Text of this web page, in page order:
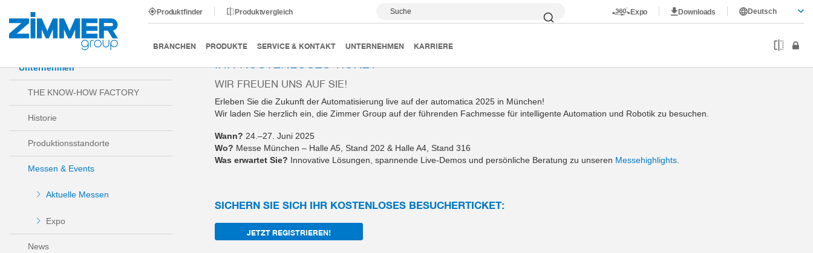
Produktfinder Produktvergleich Suche Expo Downloads Deutsch
BRANCHEN PRODUKTE SERVICE & KONTAKT UNTERNEHMEN KARRIERE
Start Unternehmen Messen & Events AUTOMATICA 2025 Ihr kostenloses Ticket
Unternehmen
THE KNOW-HOW FACTORY
Historie
Produktionsstandorte
Messen & Events
Aktuelle Messen
Expo
News
WIR FREUEN UNS AUF SIE!
Erleben Sie die Zukunft der Automatisierung live auf der automatica 2025 in München!
Wir laden Sie herzlich ein, die Zimmer Group auf der führenden Fachmesse für intelligente Automation und Robotik zu besuchen.
Wann? 24.–27. Juni 2025
Wo? Messe München – Halle A5, Stand 202 & Halle A4, Stand 316
Was erwartet Sie? Innovative Lösungen, spannende Live-Demos und persönliche Beratung zu unseren Messehighlights
SICHERN SIE SICH IHR KOSTENLOSES BESUCHERTICKET:
JETZT REGISTRIEREN!